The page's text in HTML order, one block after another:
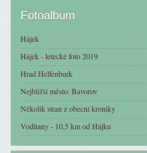
Fotoalbum
Hájek
Hájek - letecké foto 2019
Hrad Helfenburk
Nejbližší město: Bavorov
Několik stran z obecní kroniky
Vodňany - 10,5 km od Hájku